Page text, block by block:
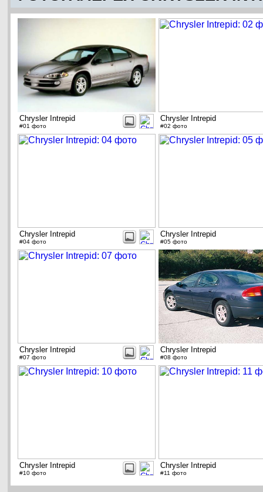
Chrysler Intrepid
#01 фото
Chrysler Intrepid
#02 фото
Chrysler Intrepid
#04 фото
Chrysler Intrepid
#05 фото
Chrysler Intrepid
#07 фото
Chrysler Intrepid
#08 фото
Chrysler Intrepid
#10 фото
Chrysler Intrepid
#11 фото